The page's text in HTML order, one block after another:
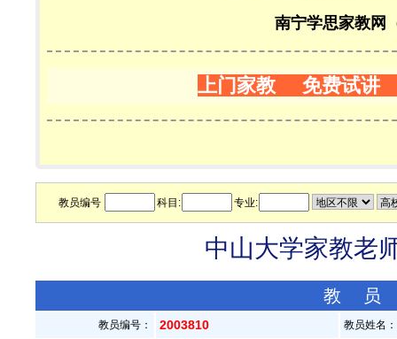
南宁学思家教网
上门家教 免费试讲
教员编号 科目: 专业:
中山大学家教老
教
教员编号： 2003810 教员姓名